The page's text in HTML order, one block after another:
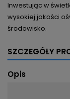
Inwestując w
wysokiej jakości
środowisko.
SZCZEGÓŁY
Opis